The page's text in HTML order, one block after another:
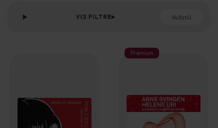
VIS FILTRE Nullstill
Premium